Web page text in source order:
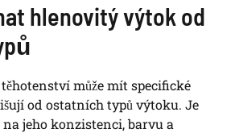
hlenovitý výtok od
může mít specifické
od ostatních typů výtoku. Je
na jeho konzistenci, barvu a